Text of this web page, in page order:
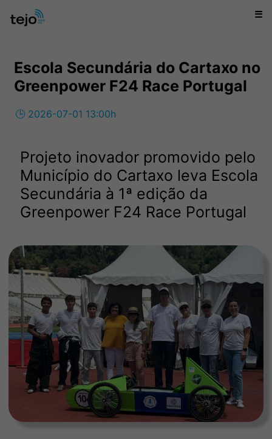
☰
Escola Secundária do Cartaxo no
Greenpower F24 Race Portugal
🕒 2026-07-01 13:00h
Projeto inovador promovido pelo
Município do Cartaxo leva Escola
Secundária à 1ª edição da
Greenpower F24 Race Portugal